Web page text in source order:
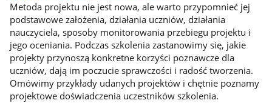
Metoda projektu nie jest nowa, ale warto przypomnieć jej
podstawowe założenia, działania uczniów, działania
nauczyciela, sposoby monitorowania przebiegu projektu i
jego oceniania. Podczas szkolenia zastanowimy się, jakie
projekty przynoszą konkretne korzyści poznawcze dla
uczniów, dają im poczucie sprawczości i radość tworzenia.
Omówimy przykłady udanych projektów i chętnie poznamy
projektowe doświadczenia uczestników szkolenia.